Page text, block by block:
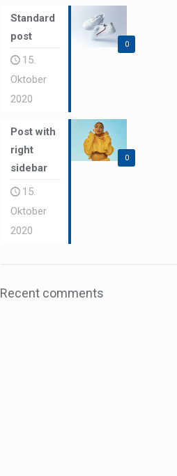
0
Standard
post
15.
Oktober
2020
0
Post with
right
sidebar
15.
Oktober
2020
Recent comments